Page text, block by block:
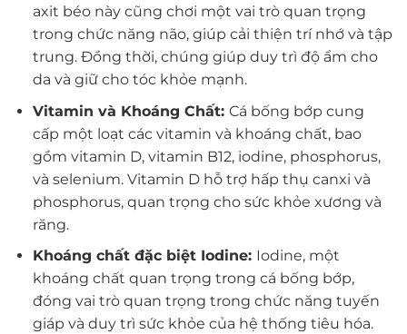
axit béo này cũng chơi một vai trò quan trọng
trong chức năng não, giúp cải thiện trí nhớ và tập
trung. Đồng thời, chúng giúp duy trì độ ẩm cho
da và giữ cho tóc khỏe mạnh.
Vitamin và Khoáng Chất: Cá bống bớp cung
cấp một loạt các vitamin và khoáng chất, bao
gồm vitamin D, vitamin B12, iodine, phosphorus,
và selenium. Vitamin D hỗ trợ hấp thụ canxi và
phosphorus, quan trọng cho sức khỏe xương và
răng.
Khoáng chất đặc biệt Iodine: Iodine, một
khoáng chất quan trọng trong cá bống bớp,
đóng vai trò quan trọng trong chức năng tuyến
giáp và duy trì sức khỏe của hệ thống tiêu hóa.